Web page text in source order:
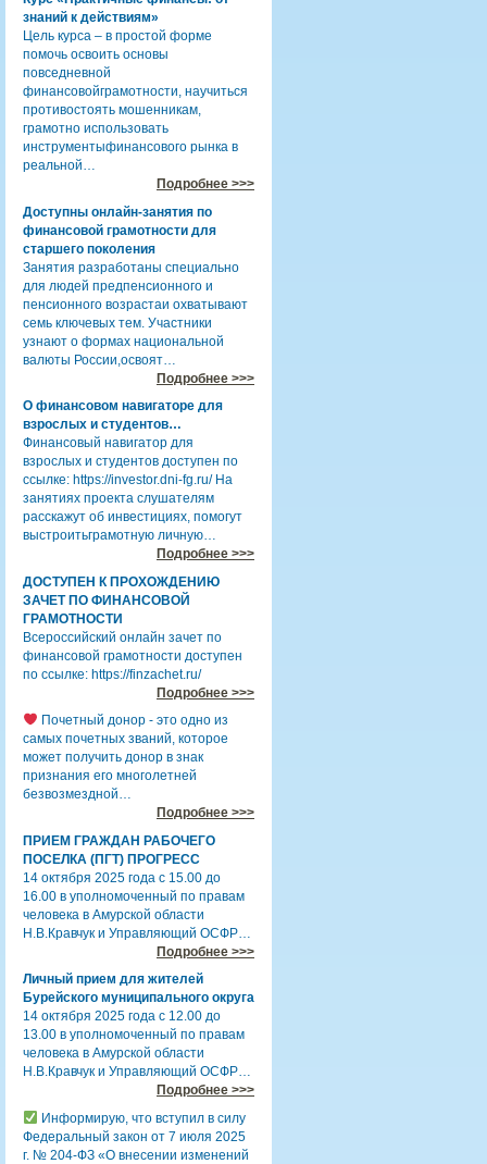
знаний к действиям»
Цель курса – в простой форме
помочь освоить основы
повседневной
финансовойграмотности, научиться
противостоять мошенникам,
грамотно использовать
инструментыфинансового рынка в
реальной…
Подробнее >>>
Доступны онлайн-занятия по
финансовой грамотности для
старшего поколения
Занятия разработаны специально
для людей предпенсионного и
пенсионного возрастаи охватывают
семь ключевых тем. Участники
узнают о формах национальной
валюты России,освоят…
Подробнее >>>
О финансовом навигаторе для
взрослых и студентов…
Финансовый навигатор для
взрослых и студентов доступен по
ссылке: https://investor.dni-fg.ru/ На
занятиях проекта слушателям
расскажут об инвестициях, помогут
выстроитьграмотную личную…
Подробнее >>>
ДОСТУПЕН К ПРОХОЖДЕНИЮ
ЗАЧЕТ ПО ФИНАНСОВОЙ
ГРАМОТНОСТИ
Всероссийский онлайн зачет по
финансовой грамотности доступен
по ссылке: https://finzachet.ru/
Подробнее >>>
Почетный донор - это одно из
самых почетных званий, которое
может получить донор в знак
признания его многолетней
безвозмездной…
Подробнее >>>
ПРИЕМ ГРАЖДАН РАБОЧЕГО
ПОСЕЛКА (ПГТ) ПРОГРЕСС
14 октября 2025 года с 15.00 до
16.00 в уполномоченный по правам
человека в Амурской области
Н.В.Кравчук и Управляющий ОСФР…
Подробнее >>>
Личный прием для жителей
Бурейского муниципального округа
14 октября 2025 года с 12.00 до
13.00 в уполномоченный по правам
человека в Амурской области
Н.В.Кравчук и Управляющий ОСФР…
Подробнее >>>
Информирую, что вступил в силу
Федеральный закон от 7 июля 2025
г. № 204-ФЗ «О внесении изменений